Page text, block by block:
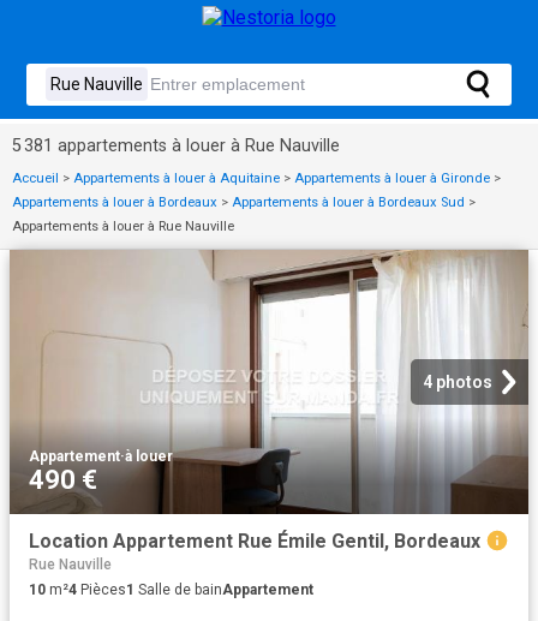
5 381 appartements à louer à Rue Nauville
Accueil > Appartements à louer à Aquitaine > Appartements à louer à Gironde >
Appartements à louer à Bordeaux > Appartements à louer à Bordeaux Sud >
Appartements à louer à Rue Nauville
4 photos
Appartement·à louer
490 €
Location Appartement Rue Émile Gentil, Bordeaux
Rue Nauville
10 m²4 Pièces1 Salle de bainAppartement